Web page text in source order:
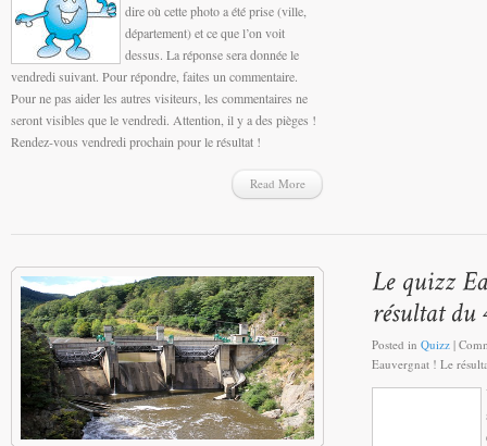
dire où cette photo a été prise (ville,
département) et ce que l’on voit
dessus. La réponse sera donnée le
vendredi suivant. Pour répondre, faites un commentaire.
Pour ne pas aider les autres visiteurs, les commentaires ne
seront visibles que le vendredi. Attention, il y a des pièges !
Rendez-vous vendredi prochain pour le résultat !
Read More
Posted in Quizz |
Eauvergnat ! Le